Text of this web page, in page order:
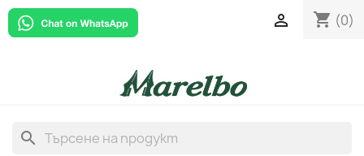
shopping_cart (0)

search